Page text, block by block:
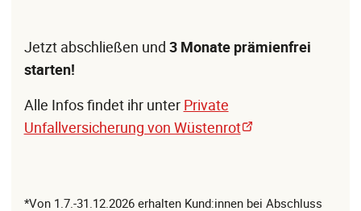
Jetzt abschließen und 3 Monate prämienfrei
starten!
Alle Infos findet ihr unter Private
Unfallversicherung von Wüstenrot
*Von 1.7.-31.12.2026 erhalten Kund:innen bei Abschluss